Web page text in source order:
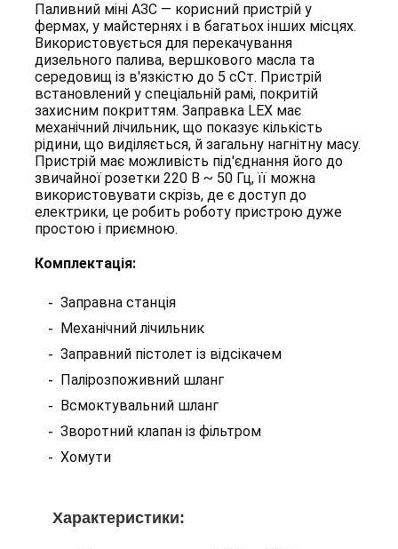
Паливний міні АЗС — корисний пристрій у
фермах, у майстернях і в багатьох інших місцях.
Використовується для перекачування
дизельного палива, вершкового масла та
середовищ із в'язкістю до 5 сСт. Пристрій
встановлений у спеціальній рамі, покритій
захисним покриттям. Заправка LEX має
механічний лічильник, що показує кількість
рідини, що виділяється, й загальну нагнітну масу.
Пристрій має можливість під'єднання його до
звичайної розетки 220 В ~ 50 Гц, її можна
використовувати скрізь, де є доступ до
електрики, це робить роботу пристрою дуже
простою і приємною.
Комплектація:
Заправна станція
Механічний лічильник
Заправний пістолет із відсікачем
Палірозпоживний шланг
Всмоктувальний шланг
Зворотний клапан із фільтром
Хомути
Характеристики: